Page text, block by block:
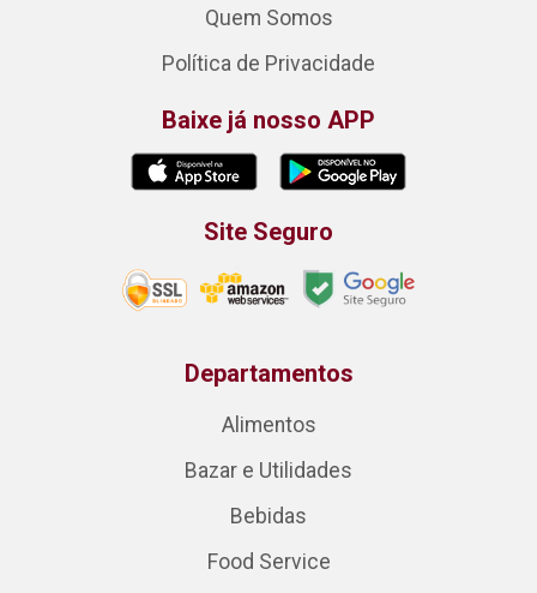
Quem Somos
Política de Privacidade
Baixe já nosso APP
Site Seguro
Departamentos
Alimentos
Bazar e Utilidades
Bebidas
Food Service